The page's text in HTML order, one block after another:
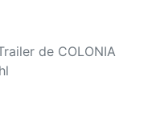
de COLONIA